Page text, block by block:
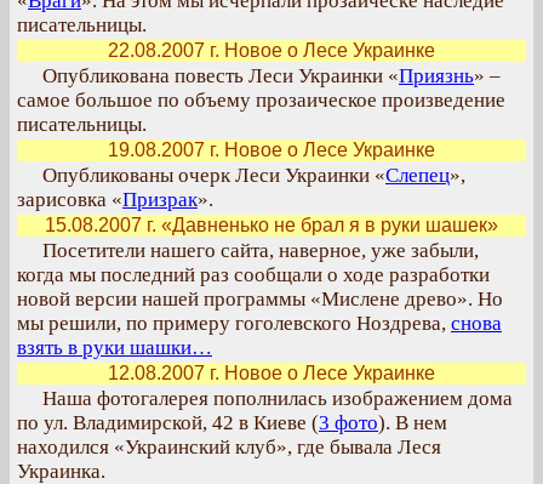
писательницы.
22.08.2007 г. Новое о Лесе Украинке
Опубликована повесть Леси Украинки «Приязнь» –
самое большое по объему прозаическое произведение
писательницы.
19.08.2007 г. Новое о Лесе Украинке
Опубликованы очерк Леси Украинки «Слепец»,
зарисовка «Призрак».
15.08.2007 г. «Давненько не брал я в руки шашек»
Посетители нашего сайта, наверное, уже забыли,
когда мы последний раз сообщали о ходе разработки
новой версии нашей программы «Мислене древо». Но
мы решили, по примеру гоголевского Ноздрева, снова
взять в руки шашки…
12.08.2007 г. Новое о Лесе Украинке
Наша фотогалерея пополнилась изображением дома
по ул. Владимирской, 42 в Киеве (3 фото). В нем
находился «Украинский клуб», где бывала Леся
Украинка.